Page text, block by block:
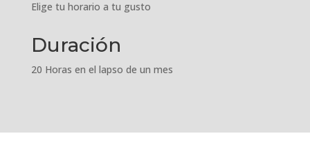
Elige tu horario a tu gusto
Duración
20 Horas en el lapso de un mes